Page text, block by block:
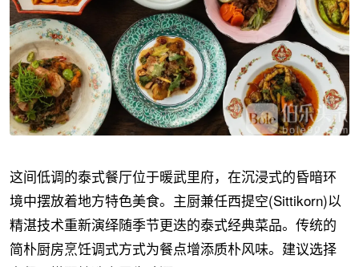
这间低调的泰式餐厅位于暖武里府，在沉浸式的昏暗环
境中摆放着地方特色美食。主厨兼任西提空(Sittikorn)以
精湛技术重新演绎随季节更迭的泰式经典菜品。传统的
简朴厨房烹饪调式方式为餐点增添质朴风味。建议选择